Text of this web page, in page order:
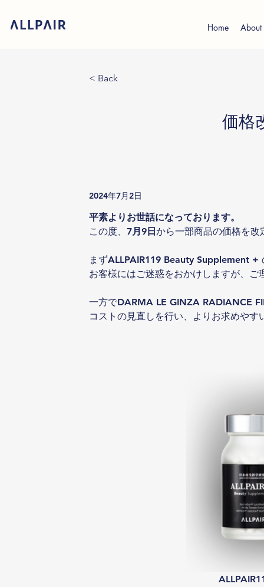
Home About
< Back
価格
2024年7月2日
平素よりお世話になっております。
この度、 7月9日から一部商品の価格を
まずALLPAIR119 Beauty Supplement +
お客様にはご迷惑をおかけしますが、
一方でDARMA LE GINZA RADIANCE
コストの見直しを行い、よりお求めや